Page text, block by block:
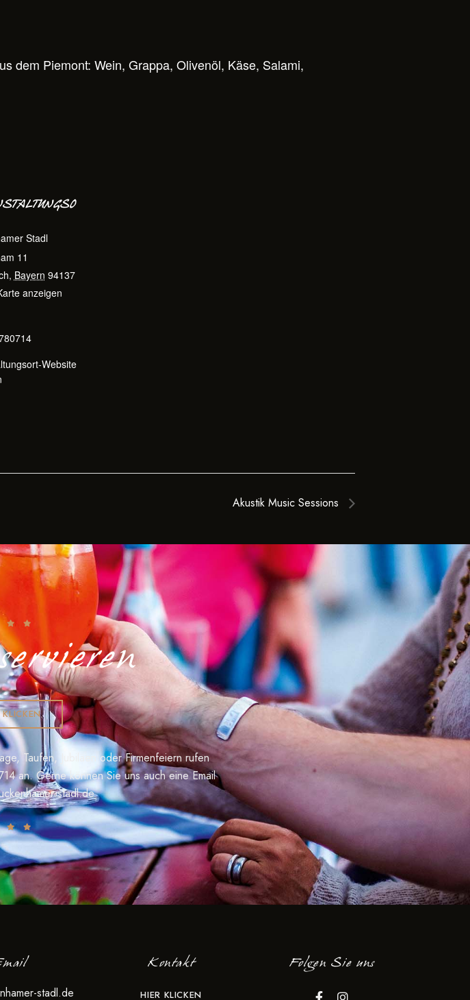
dem Piemont: Wein, Grappa, Olivenöl, Käse, Salami,
Stadl
11
, Bayern 94137
anzeigen
Website
Akustik Music Sessions
KLICKEN
Taufen, Jubiläen oder Firmenfeiern rufen
an. Gerne können Sie uns auch eine Email
stadl.de
stadl.de
Kontakt
HIER KLICKEN
Folgen Sie uns